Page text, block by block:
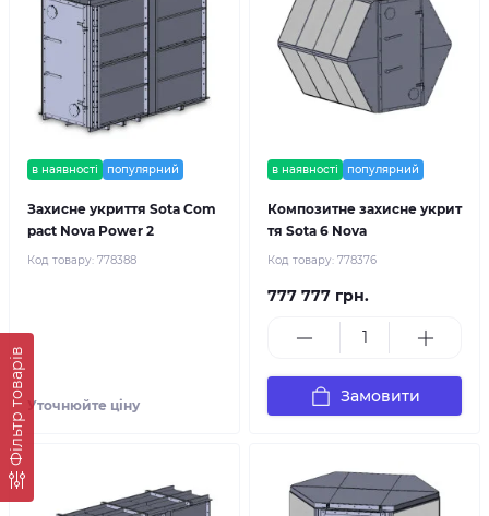
Фільтр товарів
в наявності популярний
Захисне укриття Sota Com
pact Nova Power 2
Код товару: 778388
Уточнюйте ціну
в наявності популярний
Композитне захисне укрит
тя Sota 6 Nova
Код товару: 778376
777 777 грн.
Замовити